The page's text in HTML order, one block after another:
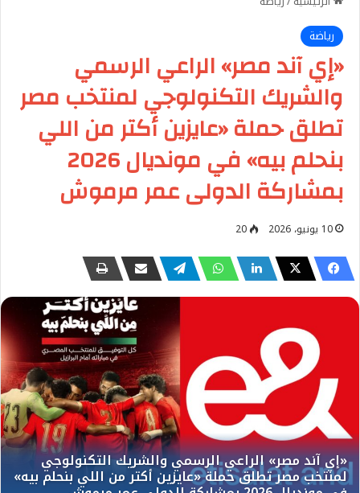
رياضة
«إي آند مصر» الراعي الرسمي
والشريك التكنولوجي لمنتخب مصر
تطلق حملة «عايزين أكتر من اللي
بنحلم بيه» في مونديال 2026
بمشاركة الدولى عمر مرموش
10 يونيو، 2026 20